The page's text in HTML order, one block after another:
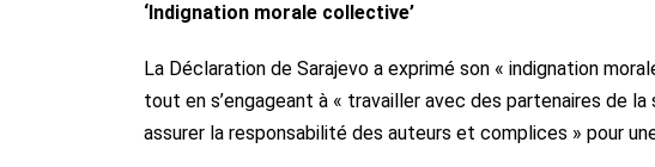
‘Indignation morale collective’
La Déclaration de Sarajevo a exprimé son « indignation
tout en s’engageant à « travailler avec des partenaires de
assurer la responsabilité des auteurs et complices » pour